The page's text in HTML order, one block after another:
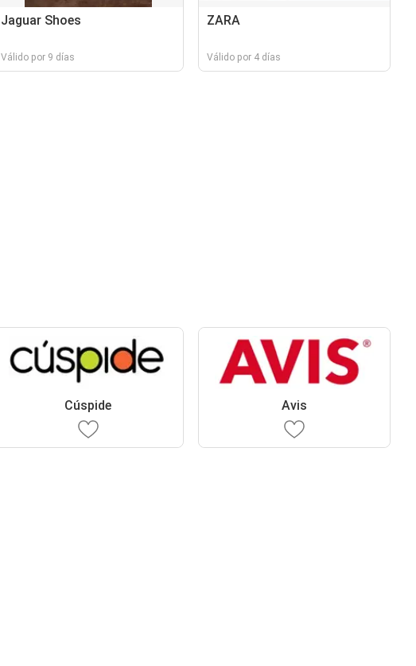
Jaguar Shoes
Válido por 9 días
ZARA
Válido por 4 días
Cúspide Avis